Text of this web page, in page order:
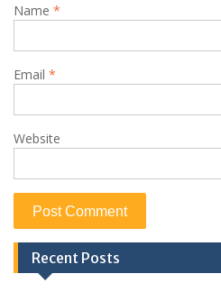
Name *
Email *
Website
Recent Posts